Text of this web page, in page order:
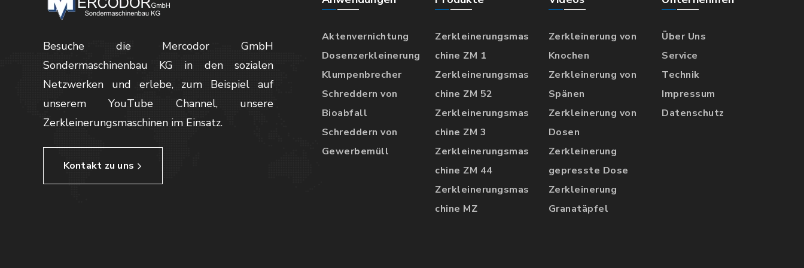
Besuche die Mercodor GmbH
Sondermaschinenbau KG in den sozialen
Netzwerken und erlebe, zum Beispiel auf
unserem YouTube Channel, unsere
Zerkleinerungsmaschinen im Einsatz.
Kontakt zu uns
Aktenvernichtung
Dosenzerkleinerung
Klumpenbrecher
Schreddern von
Bioabfall
Schreddern von
Gewerbemüll
Zerkleinerungsmas
chine ZM 1
Zerkleinerungsmas
chine ZM 52
Zerkleinerungsmas
chine ZM 3
Zerkleinerungsmas
chine ZM 44
Zerkleinerungsmas
chine MZ
Zerkleinerung von
Knochen
Zerkleinerung von
Spänen
Zerkleinerung von
Dosen
Zerkleinerung
gepresste Dose
Zerkleinerung
Granatäpfel
Über Uns
Service
Technik
Impressum
Datenschutz